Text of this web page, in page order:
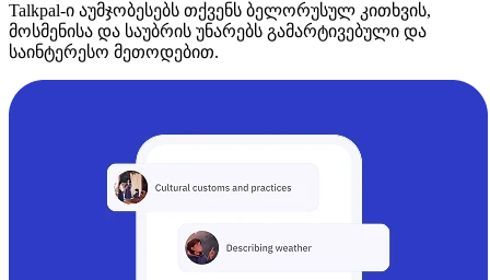
Talkpal-ი აუმჯობესებს თქვენს ბელორუსულ კითხვის,
მოსმენისა და საუბრის უნარებს გამარტივებული და
საინტერესო მეთოდებით.